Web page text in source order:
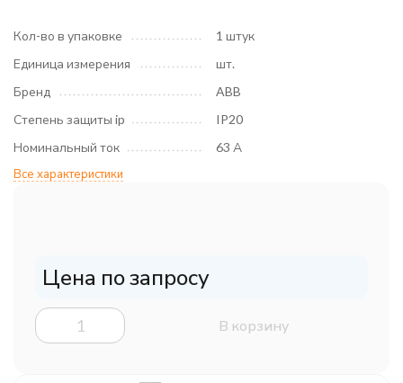
Кол-во в упаковке
1 штук
Единица измерения
шт.
Бренд
ABB
Степень защиты ip
IP20
Номинальный ток
63 А
Все характеристики
Цена по запросу
В корзину